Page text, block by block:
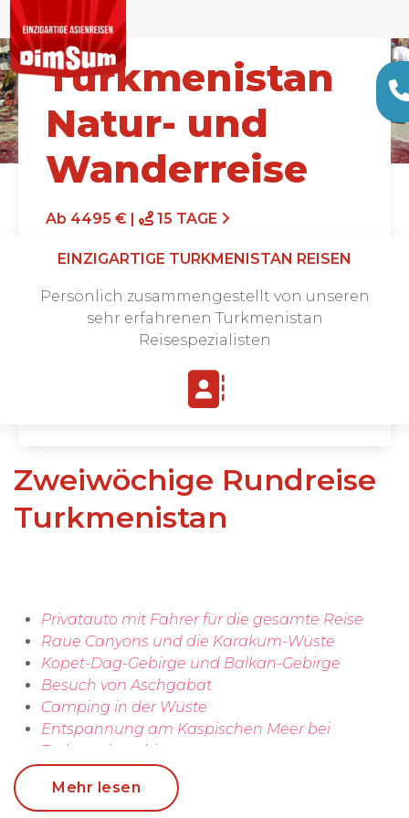
Turkmenistan
Natur- und
Wanderreise
Ab 4495 € | 15 TAGE
Angebot anfordern
EINZIGARTIGE TURKMENISTAN REISEN
Persönlich zusammengestellt von unseren
sehr erfahrenen Turkmenistan
Reisespezialisten
Zweiwöchige Rundreise
Turkmenistan
Privatauto mit Fahrer für die gesamte Reise
Raue Canyons und die Karakum-Wüste
Kopet-Dag-Gebirge und Balkan-Gebirge
Besuch von Aschgabat
Camping in der Wüste
Entspannung am Kaspischen Meer bei
Turkmenbaschi
Übernachtungen in charakteristischen Hotels,
Gästehäusern, Homestays, Pilgerstätten, Zelten
Mehr lesen